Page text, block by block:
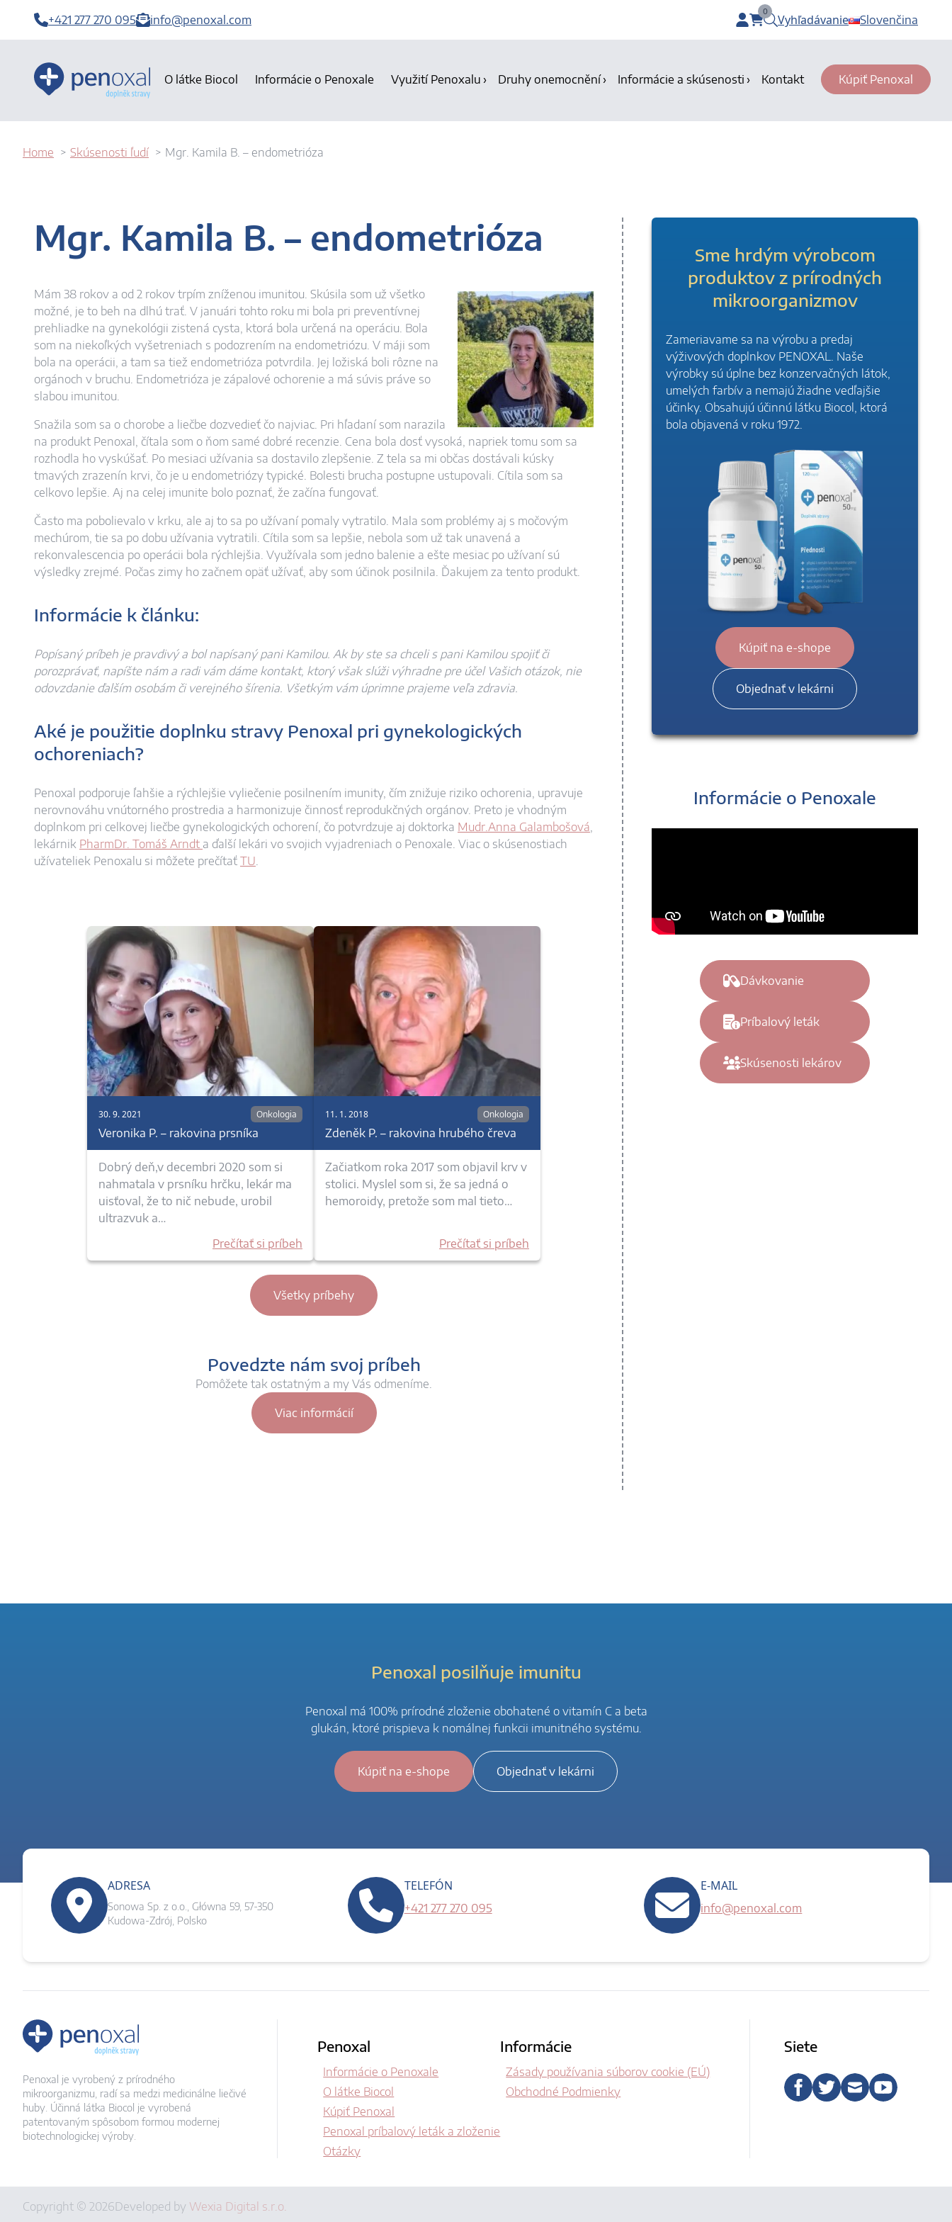
+421 277 270 095 info@penoxal.com
0
items in cart, view bag
Vyhľadávanie Slovenčina
O látke Biocol Informácie o Penoxale Využití Penoxalu Druhy onemocnění Informácie a skúsenosti Kontakt Kúpiť Penoxal
Home Skúsenosti ľudí Mgr. Kamila B. – endometrióza
Mgr. Kamila B. – endometrióza
Mám 38 rokov a od 2 rokov trpím zníženou imunitou. Skúsila som už všetko
možné, je to beh na dlhú trať. V januári tohto roku mi bola pri preventívnej
prehliadke na gynekológii zistená cysta, ktorá bola určená na operáciu. Bola
som na niekoľkých vyšetreniach s podozrením na endometriózu. V máji som
bola na operácii, a tam sa tiež endometrióza potvrdila. Jej ložiská boli rôzne na
orgánoch v bruchu. Endometrióza je zápalové ochorenie a má súvis práve so
slabou imunitou.
Snažila som sa o chorobe a liečbe dozvedieť čo najviac. Pri hľadaní som narazila
na produkt Penoxal, čítala som o ňom samé dobré recenzie. Cena bola dosť vysoká, napriek tomu som sa
rozhodla ho vyskúšať. Po mesiaci užívania sa dostavilo zlepšenie. Z tela sa mi občas dostávali kúsky
tmavých zrazenín krvi, čo je u endometriózy typické. Bolesti brucha postupne ustupovali. Cítila som sa
celkovo lepšie. Aj na celej imunite bolo poznať, že začína fungovať.
Často ma pobolievalo v krku, ale aj to sa po užívaní pomaly vytratilo. Mala som problémy aj s močovým
mechúrom, tie sa po dobu užívania vytratili. Cítila som sa lepšie, nebola som už tak unavená a
rekonvalescencia po operácii bola rýchlejšia. Využívala som jedno balenie a ešte mesiac po užívaní sú
výsledky zrejmé. Počas zimy ho začnem opäť užívať, aby som účinok posilnila. Ďakujem za tento produkt.
Informácie k článku:
Popísaný príbeh je pravdivý a bol napísaný pani Kamilou. Ak by ste sa chceli s paniKamilou spojiť či
porozprávať, napíšte nám a radi vám dáme kontakt, ktorý však slúži výhradne pre účel Vašich otázok, nie
odovzdanie ďalším osobám či verejného šírenia. Všetkým vám úprimne prajeme veľa zdravia.
Aké je použitie doplnku stravy Penoxal pri gynekologických
ochoreniach?
Penoxal podporuje ľahšie a rýchlejšie vyliečenie posilnením imunity, čím znižuje riziko ochorenia, upravuje
nerovnováhu vnútorného prostredia a harmonizuje činnosť reprodukčných orgánov. Preto je vhodným
doplnkom pri celkovej liečbe gynekologických ochorení, čo potvrdzuje aj doktorka Mudr.Anna Galambošová,
lekárnik PharmDr. Tomáš Arndt a ďalší lekári vo svojich vyjadreniach o Penoxale. Viac o skúsenostiach
užívateliek Penoxalu si môžete prečítať TU.
30. 9. 2021 Onkologia
Veronika P. – rakovina prsníka
Dobrý deň,v decembri 2020 som si
nahmatala v prsníku hrčku, lekár ma
uisťoval, že to nič nebude, urobil
ultrazvuk a…
Prečítať si príbeh
11. 1. 2018 Onkologia
Zdeněk P. – rakovina hrubého čreva
Začiatkom roka 2017 som objavil krv v
stolici. Myslel som si, že sa jedná o
hemoroidy, pretože som mal tieto…
Prečítať si príbeh
Všetky príbehy
Povedzte nám svoj príbeh
Pomôžete tak ostatným a my Vás odmeníme.
Viac informácií
Sme hrdým výrobcom
produktov z prírodných
mikroorganizmov
Zameriavame sa na výrobu a predaj
výživových doplnkov PENOXAL. Naše
výrobky sú úplne bez konzervačných látok,
umelých farbív a nemajú žiadne vedľajšie
účinky. Obsahujú účinnú látku Biocol, ktorá
bola objavená v roku 1972.
Kúpiť na e-shope
Objednať v lekárni
Informácie o Penoxale
Dávkovanie
Príbalový leták
Skúsenosti lekárov
Penoxal posilňuje imunitu
Penoxal má 100% prírodné zloženie obohatené o vitamín C a beta
glukán, ktoré prispieva k nomálnej funkcii imunitného systému.
Kúpiť na e-shope Objednať v lekárni
ADRESA
Sonowa Sp. z o.o., Główna 59, 57-350
Kudowa-Zdrój, Polsko
TELEFÓN
+421 277 270 095
E-MAIL
info@penoxal.com
Penoxal je vyrobený z prírodného
mikroorganizmu, radí sa medzi medicinálne liečivé
huby. Účinná látka Biocol je vyrobená
patentovaným spôsobom formou modernej
biotechnologickej výroby.
Penoxal
Informácie o Penoxale
O látke Biocol
Kúpiť Penoxal
Penoxal príbalový leták a zloženie
Otázky
Informácie
Zásady používania súborov cookie (EÚ)
Obchodné Podmienky
Siete
Copyright © 2026Developed by Wexia Digital s.r.o.